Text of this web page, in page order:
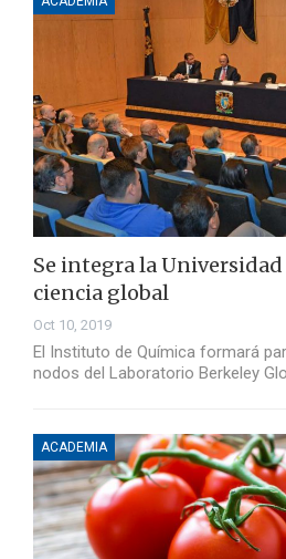
Se integra la Universidad
ciencia global
Oct 10, 2019
El Instituto de Química formará
nodos del Laboratorio Berkeley
ACADEMIA